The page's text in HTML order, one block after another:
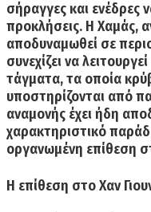
σήραγγες και ενέδρες
προκλήσεις. Η Χαμάς,
αποδυναμωθεί σε
συνεχίζει να
τάγματα, τα οποία
υποστηρίζονται από
αναμονής έχει ήδη
χαρακτηριστικό
οργανωμένη επίθεση
Η επίθεση στο Χαν